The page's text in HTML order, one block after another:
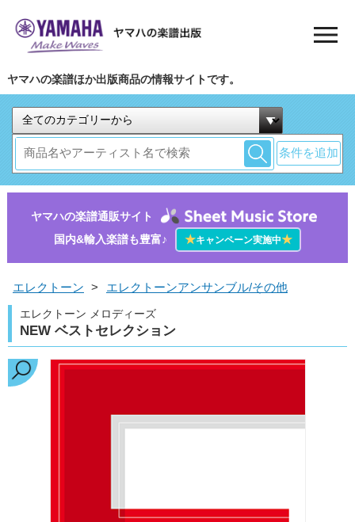
ヤマハの楽譜ほか出版商品の情報サイトです。
条件を追加
ヤマハの楽譜通販サイト
国内&輸入楽譜も豊富♪
★キャンペーン実施中★
エレクトーン > エレクトーンアンサンブル/その他
エレクトーン メロディーズ
NEW ベストセレクション